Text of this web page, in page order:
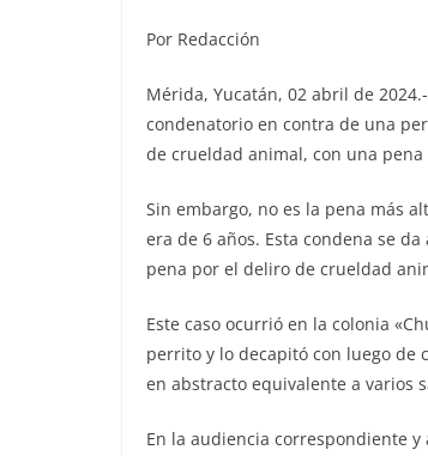
Por Redacción
Mérida, Yucatán, 02 abril de
condenatorio en contra de una
de crueldad animal, con una
Sin embargo, no es la pena más
era de 6 años. Esta condena se
pena por el deliro de crueldad
Este caso ocurrió en la colonia
perrito y lo decapitó con luego de
en abstracto equivalente a varios
En la audiencia correspondiente